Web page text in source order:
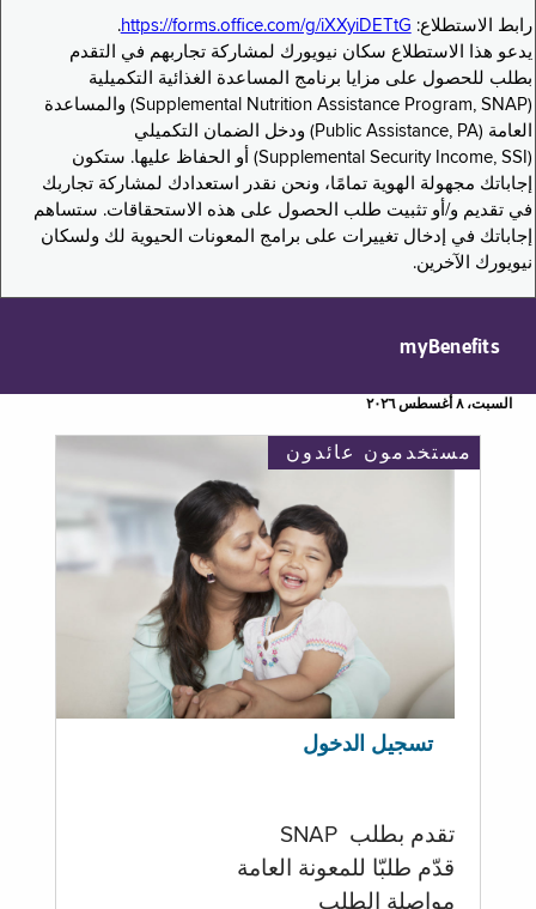
رابط الاستطلاع: https://forms.office.com/g/iXXyiDETtG
.
يدعو هذا الاستطلاع سكان نيويورك لمشاركة تجاربهم في التقدم
بطلب للحصول على مزايا برنامج المساعدة الغذائية التكميلية
(Supplemental Nutrition Assistance Program, SNAP) والمساعدة
العامة (Public Assistance, PA) ودخل الضمان التكميلي
(Supplemental Security Income, SSI) أو الحفاظ عليها. ستكون
إجاباتك مجهولة الهوية تمامًا، ونحن نقدر استعدادك لمشاركة تجاربك
في تقديم و/أو تثبيت طلب الحصول على هذه الاستحقاقات. ستساهم
إجاباتك في إدخال تغييرات على برامج المعونات الحيوية لك ولسكان
نيويورك الآخرين.
myBenefits
السبت، ٨ أغسطس ٢٠٢٦
مستخدمون عائدون
تسجيل الدخول
تقدم بطلب SNAP
قدّم طلبّا للمعونة العامة
مواصلة الطلب